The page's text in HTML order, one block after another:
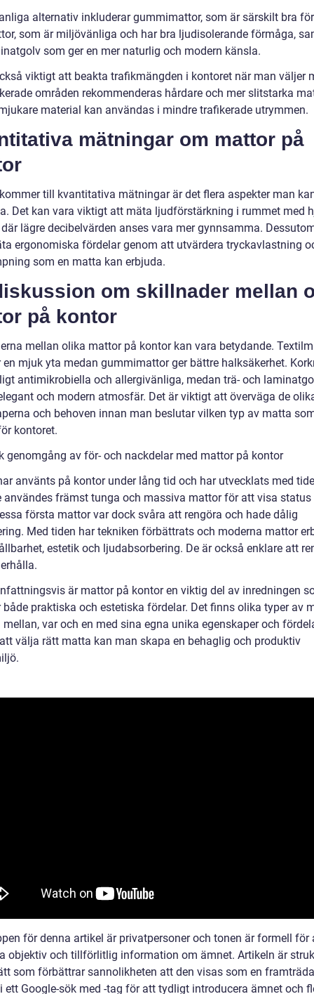
alternativ inkluderar gummimattor, som är särskilt bra för
som är miljövänliga och har bra ljudisolerande förmåga,
som ger en mer naturlig och modern känsla.
viktigt att beakta trafikmängden i kontoret när man väljer
områden rekommenderas hårdare och mer slitstarka
material kan användas i mindre trafikerade utrymmen.
mätningar om mattor på
till kvantitativa mätningar är det flera aspekter man
Det kan vara viktigt att mäta ljudförstärkning i rummet med
lägre decibelvärden anses vara mer gynnsamma.
ergonomiska fördelar genom att utvärdera tryckavlastning
som en matta kan erbjuda.
om skillnader mellan
på kontor
mellan olika mattor på kontor kan vara betydande.
en mjuk yta medan gummimattor ger bättre halksäkerhet.
antimikrobiella och allergivänliga, medan trä- och
och modern atmosfär. Det är viktigt att överväga de
och behoven innan man beslutar vilken typ av matta
kontoret.
genomgång av för- och nackdelar med mattor på kontor
använts på kontor under lång tid och har utvecklats med
användes främst tunga och massiva mattor för att visa status
första mattor var dock svåra att rengöra och hade dålig
Med tiden har tekniken förbättrats och moderna mattor
estetik och ljudabsorbering. De är också enklare att
är mattor på kontor en viktig del av inredningen
både praktiska och estetiska fördelar. Det finns olika typer av
var och en med sina egna unika egenskaper och
välja rätt matta kan man skapa en behaglig och produktiv
för denna artikel är privatpersoner och tonen är formell för
objektiv och tillförlitlig information om ämnet. Artikeln är
som förbättrar sannolikheten att den visas som en
ett Google-sök med -tag för att tydligt introducera ämnet och